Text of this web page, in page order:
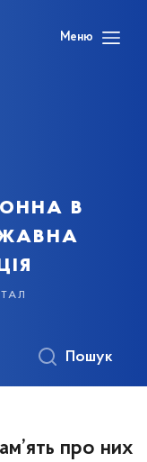
Меню
в
Пошук
про них